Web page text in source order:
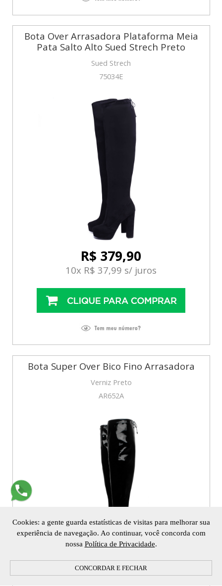
Bota Over Arrasadora Plataforma Meia
Pata Salto Alto Sued Strech Preto
Sued Strech
75034E
R$ 379,90
10x R$ 37,99 s/ juros
Bota Super Over Bico Fino Arrasadora
Verniz Preto
AR652A
R$ 379,90
Cookies: a gente guarda estatísticas de visitas para melhorar sua
experiência de navegação. Ao continuar, você concorda com
nossa Política de Privacidade.